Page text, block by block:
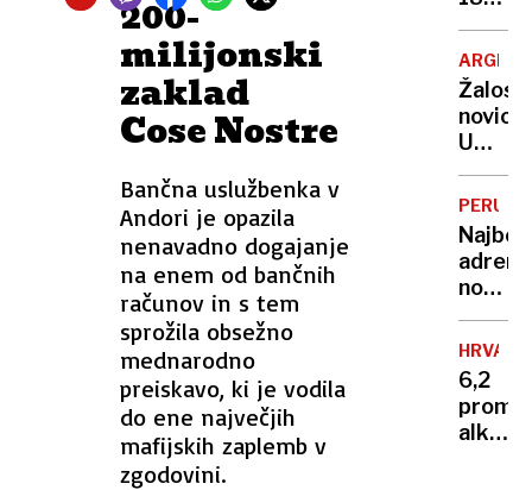
200-
milijonski
zaklad
Cose Nostre
Bančna uslužbenka v
Andori je opazila
nenavadno dogajanje
na enem od bančnih
računov in s tem
sprožila obsežno
mednarodno
preiskavo, ki je vodila
do ene največjih
mafijskih zaplemb v
zgodovini.
vročini
ne
točk:
njun
cilj
je
skriti
vrh
novica:
Umrl
je
Jorge
Messi,
človek,
ki je
stal
za
sina
Lionela
PERU
Najbolj
na
svetu?
400
nad
tlemi
6,2